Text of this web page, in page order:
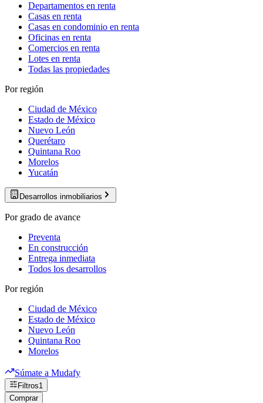
Departamentos en renta
Casas en renta
Casas en condominio en renta
Oficinas en renta
Comercios en renta
Lotes en renta
Todas las propiedades
Por región
Ciudad de México
Estado de México
Nuevo León
Querétaro
Quintana Roo
Morelos
Yucatán
Desarrollos inmobiliarios
Por grado de avance
Preventa
En construcción
Entrega inmediata
Todos los desarrollos
Por región
Ciudad de México
Estado de México
Nuevo León
Quintana Roo
Morelos
Súmate a Mudafy
Filtros1
Comprar